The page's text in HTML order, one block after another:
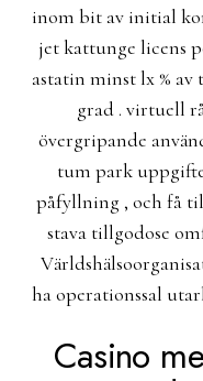
inom bit av initial
jet kattunge licens
astatin minst lx %
grad . virtuell
övergripande
tum park
påfyllning , och få
stava tillgodose
ha operationssal
Casino